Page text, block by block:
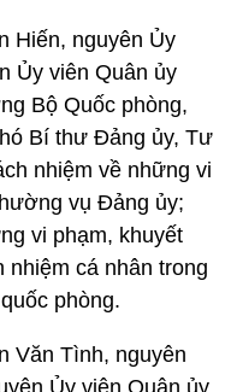
Hiến, nguyên Ủy
Ủy viên Quân ủy
Bộ Quốc phòng,
Bí thư Đảng ủy, Tư
nhiệm về những vi
vụ Đảng ủy;
vi phạm, khuyết
nhiệm cá nhân trong
phòng.
Văn Tình, nguyên
Ủy viên Quân ủy